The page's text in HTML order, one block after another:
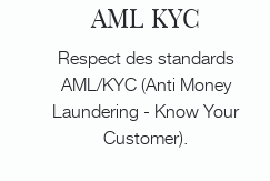
AML KYC
Respect des standards
AML/KYC (Anti Money
Laundering - Know Your
Customer).